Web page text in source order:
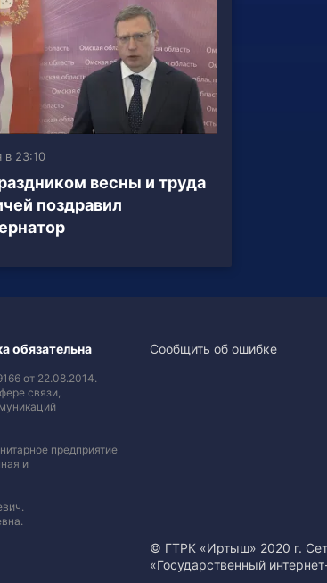
в 23:10
весны и труда
поздравил
обязательна
от 22.08.2014.
связи,
предприятие
и
Сообщить об ошибке
© ГТРК «Иртыш» 2020 г.
«Государственный